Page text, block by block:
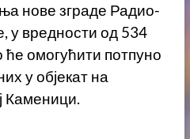
нове зграде Радио-
у вредности од 534
омогућити потпуно
у објекат на
Каменици.